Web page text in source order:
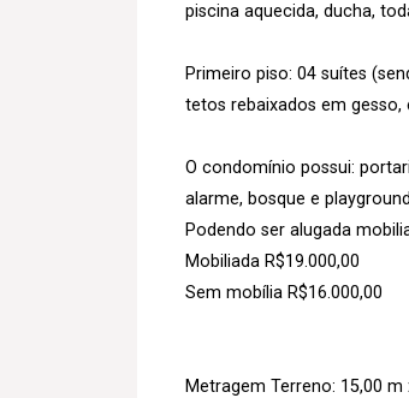
piscina aquecida, ducha,
Primeiro piso: 04 suítes
tetos rebaixados em
O condomínio possui:
alarme, bosque e
Podendo ser alugada
Mobiliada R$19.000,00
Sem mobília R$16.000,00
Metragem Terreno: 15,00 m